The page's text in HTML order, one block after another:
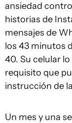
ansiedad
historias de
mensajes de
los 43 minutos
40. Su celular
requisito que
instrucción de
Un mes y una